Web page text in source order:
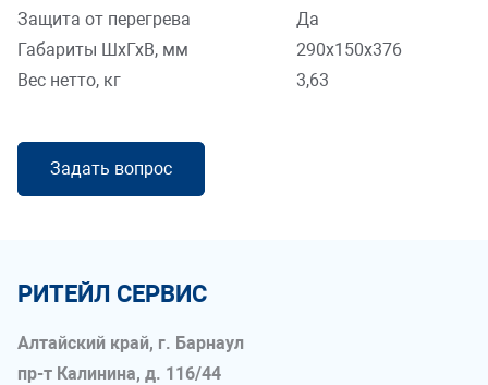
Защита от перегрева
Да
Габариты ШхГхВ, мм
290х150х376
Вес нетто, кг
3,63
Задать вопрос
РИТЕЙЛ СЕРВИС
Алтайский край, г. Барнаул
пр-т Калинина, д. 116/44